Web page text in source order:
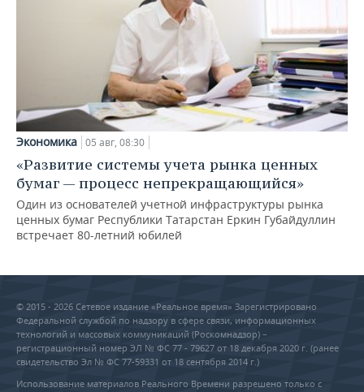
Экономика 05 авг, 08:30
«Развитие системы учета рынка ценных
бумаг — процесс непрекращающийся»
Один из основателей учетной инфраструктуры рынка
ценных бумаг Республики Татарстан Еркин Губайдуллин
встречает 80-летний юбилей
© 2015 - 2026 Сетевое издание «Реальное время» Зарегистрировано
Федеральной службой по надзору в сфере связи, информационных
технологий и массовых коммуникаций (Роскомнадзор) –
регистрационный номер ЭЛ № ФС 77 - 79627 от 18 декабря 2020 г. (ранее
свидетельство Эл № ФС 77-59331 от 18 сентября 2014 г.)
Использование материалов Реального Времени разрешено только с